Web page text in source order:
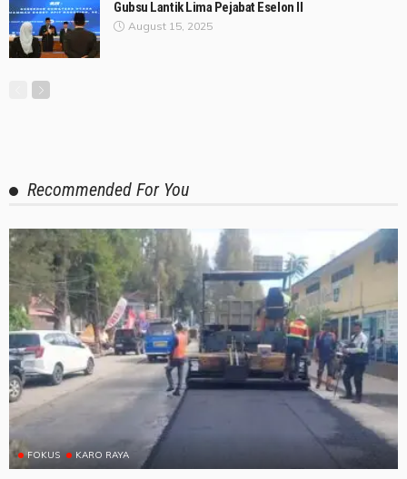
Gubsu Lantik Lima Pejabat Eselon II
August 15, 2025
Recommended For You
FOKUS KARO RAYA